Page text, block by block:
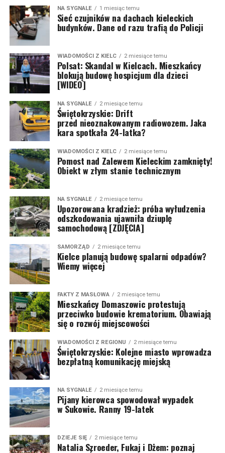
NA SYGNALE 1 miesiąc temu
Sieć czujników na dachach kieleckich
budynków. Dane od razu trafią do Policji
WIADOMOŚCI Z KIELC 2 miesiące temu
Polsat: Skandal w Kielcach. Mieszkańcy
blokują budowę hospicjum dla dzieci
[WIDEO]
NA SYGNALE 2 miesiące temu
Świętokrzyskie: Drift
przed nieoznakowanym radiowozem. Jaka
kara spotkała 24-latka?
WIADOMOŚCI Z KIELC 2 miesiące temu
Pomost nad Zalewem Kieleckim zamknięty!
Obiekt w złym stanie technicznym
NA SYGNALE 2 miesiące temu
Upozorowana kradzież: próba wyłudzenia
odszkodowania ujawniła dziuplę
samochodową [ZDJĘCIA]
SAMORZĄD 2 miesiące temu
Kielce planują budowę spalarni odpadów?
Wiemy więcej
FAKTY Z MASŁOWA 2 miesiące temu
Mieszkańcy Domaszowic protestują
przeciwko budowie krematorium. Obawiają
się o rozwój miejscowości
WIADOMOŚCI Z REGIONU 2 miesiące temu
Świętokrzyskie: Kolejne miasto wprowadza
bezpłatną komunikację miejską
NA SYGNALE 2 miesiące temu
Pijany kierowca spowodował wypadek
w Sukowie. Ranny 19-latek
DZIEJE SIĘ 2 miesiące temu
Natalia Szroeder, Fukaj i Dżem: poznaj